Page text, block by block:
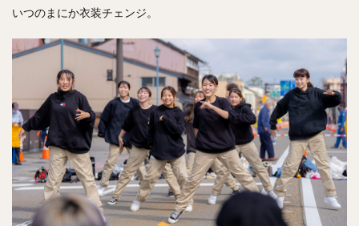
いつのまにか衣装チェンジ。